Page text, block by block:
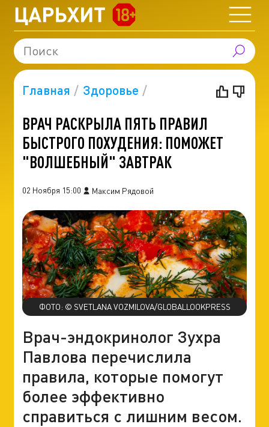
Главная Здоровье
ВРАЧ РАСКРЫЛА ПЯТЬ ПРАВИЛ
БЫСТРОГО ПОХУДЕНИЯ: ПОМОЖЕТ
"ВОЛШЕБНЫЙ" ЗАВТРАК
02 Ноября 15:00 Максим Рядовой
ФОТО: © SVETLANA VOZMILOVA/GLOBALLOOKPRESS
Врач-эндокринолог Зухра
Павлова перечислила
правила, которые помогут
более эффективно
справиться с лишним весом.